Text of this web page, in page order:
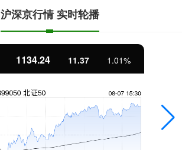
沪深京行情 实时轮播
1134.24 11.37 1.01%